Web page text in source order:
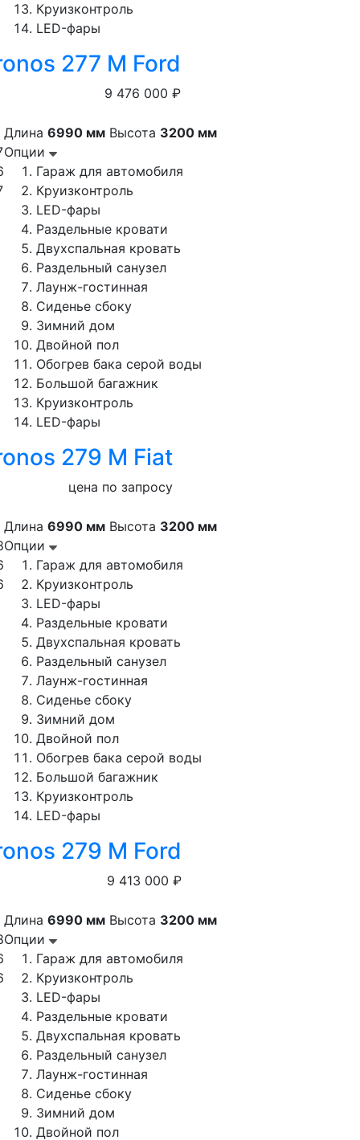
Круизконтроль
LED-фары
277 M Ford
9 476 000 ₽
Длина 6990 мм Высота 3200 мм
Опции
Гараж для автомобиля
Круизконтроль
LED-фары
Раздельные кровати
Двухспальная кровать
Раздельный санузел
Лаунж-гостинная
Сиденье сбоку
Зимний дом
Двойной пол
Обогрев бака серой воды
Большой багажник
Круизконтроль
LED-фары
279 M Fiat
цена по запросу
Длина 6990 мм Высота 3200 мм
Опции
Гараж для автомобиля
Круизконтроль
LED-фары
Раздельные кровати
Двухспальная кровать
Раздельный санузел
Лаунж-гостинная
Сиденье сбоку
Зимний дом
Двойной пол
Обогрев бака серой воды
Большой багажник
Круизконтроль
LED-фары
279 M Ford
9 413 000 ₽
Длина 6990 мм Высота 3200 мм
Опции
Гараж для автомобиля
Круизконтроль
LED-фары
Раздельные кровати
Двухспальная кровать
Раздельный санузел
Лаунж-гостинная
Сиденье сбоку
Зимний дом
Двойной пол